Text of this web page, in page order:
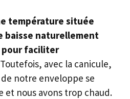
température située
baisse naturellement
pour faciliter
Toutefois, avec la canicule,
notre enveloppe se
et nous avons trop chaud.